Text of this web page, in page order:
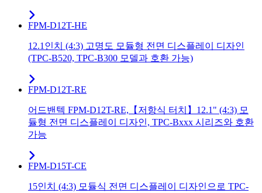
FPM-D12T-HE
12.1인치 (4:3) 고명도 모듈형 전면 디스플레이 디자인
(TPC-B520, TPC-B300 모델과 호환 가능)
FPM-D12T-RE
어드밴텍 FPM-D12T-RE,【저항식 터치】12.1" (4:3) 모
듈형 전면 디스플레이 디자인, TPC-Bxxx 시리즈와 호환
가능
FPM-D15T-CE
15인치 (4:3) 모듈식 전면 디스플레이 디자인으로 TPC-